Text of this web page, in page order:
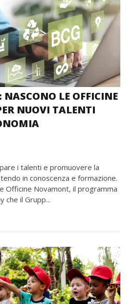
LE OFFICINE
NUOVI TALENTI
i talenti e promuovere la
in conoscenza e formazione.
Officine Novamont, il programma
che il Grupp...